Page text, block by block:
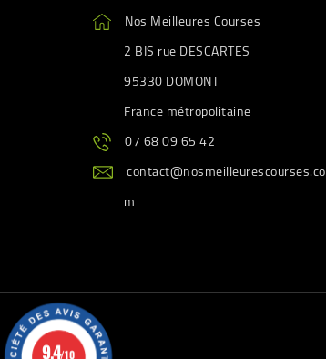
Nos Meilleures Courses
2 BIS rue DESCARTES
95330 DOMONT
France métropolitaine
07 68 09 65 42
contact@nosmeilleurescourses.co
m
9.4/10